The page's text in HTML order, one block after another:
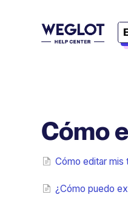
Cómo
Cómo editar mis
¿Cómo puedo